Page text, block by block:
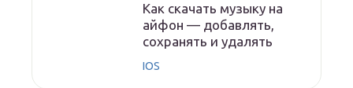
Как скачать музыку на
айфон — добавлять,
сохранять и удалять
IOS